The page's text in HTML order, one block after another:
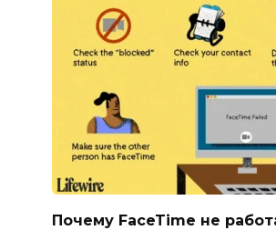
Почему FaceTime не